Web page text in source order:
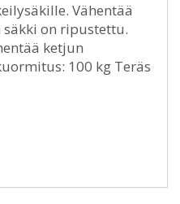
Vähentää
on ripustettu.
ketjun
100 kg Teräs